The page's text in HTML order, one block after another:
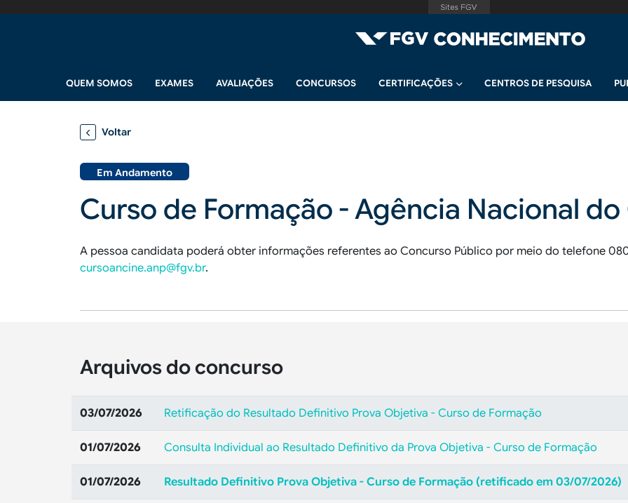
Navegação principal
QUEM SOMOS EXAMES AVALIAÇÕES CONCURSOS CERTIFICAÇÕES CENTROS DE PESQUISA
Voltar
Em Andamento
Curso de Formação - Agência Nacional do
A pessoa candidata poderá obter informações referentes ao Concurso Público por meio do telefone
cursoancine.anp@fgv.br.
Arquivos do concurso
03/07/2026 Retificação do Resultado Definitivo Prova Objetiva - Curso de Formação
01/07/2026 Consulta Individual ao Resultado Definitivo da Prova Objetiva - Curso de Formação
01/07/2026 Resultado Definitivo Prova Objetiva - Curso de Formação (retificado em 03/07/2026)